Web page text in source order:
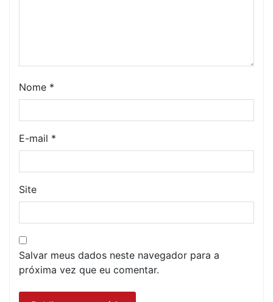
Nome *
E-mail *
Site
Salvar meus dados neste navegador para a
próxima vez que eu comentar.